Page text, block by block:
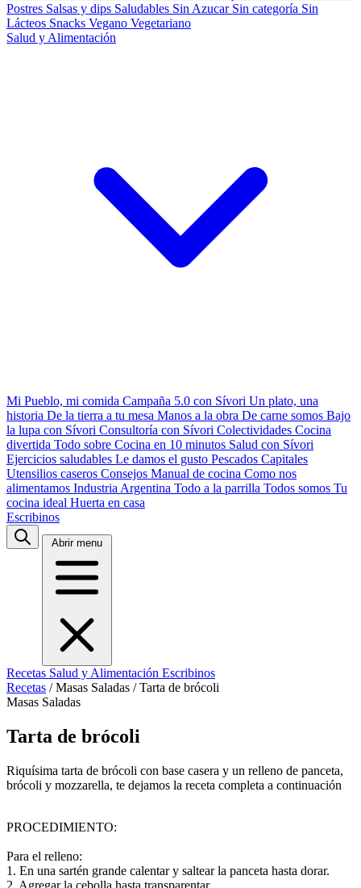
Postres Salsas y dips Saludables Sin Azucar Sin categoría Sin
Lácteos Snacks Vegano Vegetariano
Salud y Alimentación
Mi Pueblo, mi comida Campaña 5.0 con Sívori Un plato, una
historia De la tierra a tu mesa Manos a la obra De carne somos Bajo
la lupa con Sívori Consultoría con Sívori Colectividades Cocina
divertida Todo sobre Cocina en 10 minutos Salud con Sívori
Ejercicios saludables Le damos el gusto Pescados Capitales
Utensilios caseros Consejos Manual de cocina Como nos
alimentamos Industria Argentina Todo a la parrilla Todos somos Tu
cocina ideal Huerta en casa
Escribinos
Abrir menu
Recetas Salud y Alimentación Escribinos
Recetas / Masas Saladas / Tarta de brócoli
Masas Saladas
Tarta de brócoli
Riquísima tarta de brócoli con base casera y un relleno de panceta,
brócoli y mozzarella, te dejamos la receta completa a continuación
PROCEDIMIENTO:
Para el relleno:
1. En una sartén grande calentar y saltear la panceta hasta dorar.
2. Agregar la cebolla hasta transparentar.